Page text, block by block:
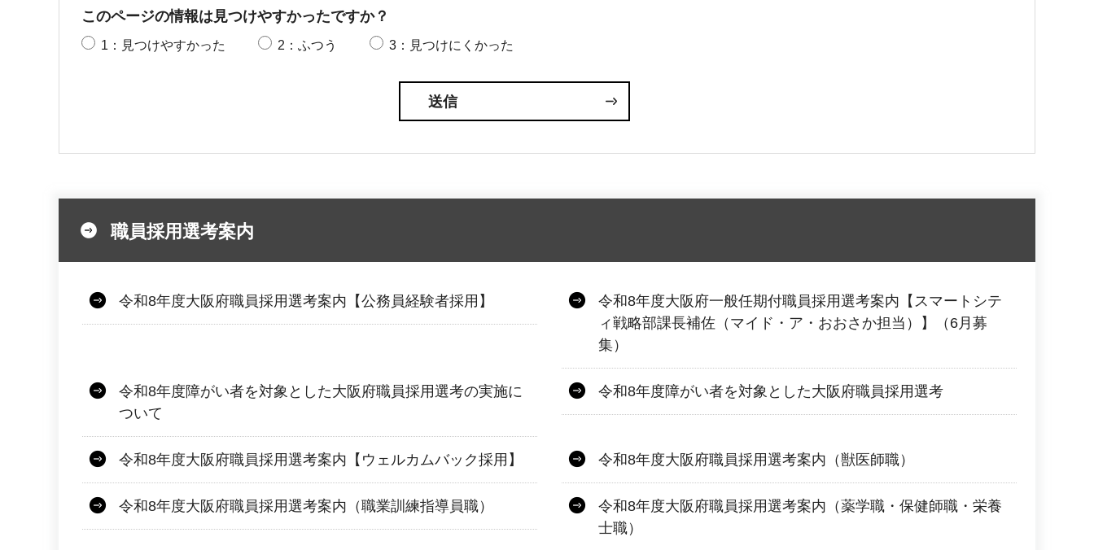
このページの情報は見つけやすかったですか？
1：見つけやすかった 2：ふつう 3：見つけにくかった
職員採用選考案内
令和8年度大阪府職員採用選考案内【公務員経験者採用】
令和8年度大阪府一般任期付職員採用選考案内【スマートシテ
ィ戦略部課長補佐（マイド・ア・おおさか担当）】（6月募
集）
令和8年度障がい者を対象とした大阪府職員採用選考の実施に
ついて
令和8年度障がい者を対象とした大阪府職員採用選考
令和8年度大阪府職員採用選考案内【ウェルカムバック採用】 令和8年度大阪府職員採用選考案内（獣医師職）
令和8年度大阪府職員採用選考案内（職業訓練指導員職）
令和8年度大阪府職員採用選考案内（薬学職・保健師職・栄養
士職）